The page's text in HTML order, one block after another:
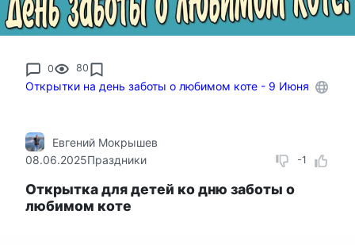
0 80
Открытки на день заботы о любимом коте - 9 Июня
-1
Евгений Мокрышев
08.06.2025Праздники
Открытка для детей ко дню заботы о
любимом коте